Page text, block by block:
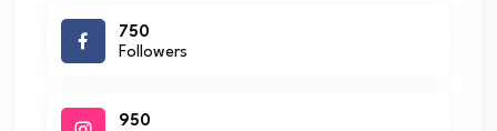
750
Followers
950